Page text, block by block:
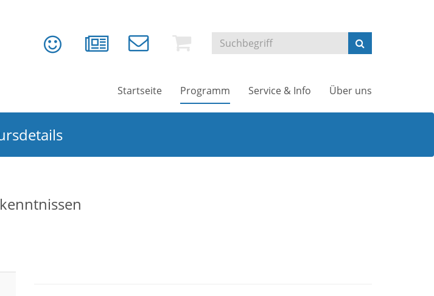
Startseite Programm Service & Info Über uns